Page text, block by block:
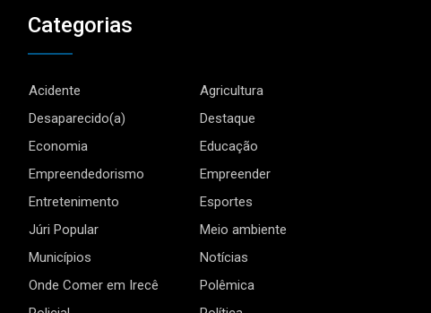
Categorias
Acidente
Agricultura
Desaparecido(a)
Destaque
Economia
Educação
Empreendedorismo
Empreender
Entretenimento
Esportes
Júri Popular
Meio ambiente
Municípios
Notícias
Onde Comer em Irecê
Polêmica